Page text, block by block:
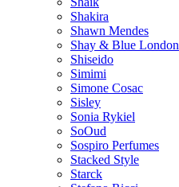
Shakira
Shawn Mendes
Shay & Blue London
Shiseido
Simimi
Simone Cosac
Sisley
Sonia Rykiel
SoOud
Sospiro Perfumes
Stacked Style
Starck